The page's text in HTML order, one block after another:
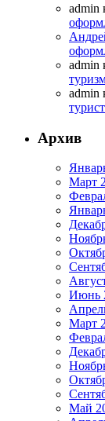
admin
admin
admin
Архив
Март
Июнь
Март
Май